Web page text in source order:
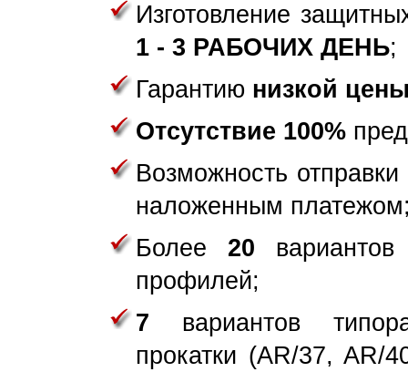
Изготовление
1 - 3 РАБОЧИХ ДЕНЬ;
Гарантию низкой
Отсутствие 100%
Возможность
наложенным
Более 20
профилей;
7 вариантов
прокатки (AR/37, AR/